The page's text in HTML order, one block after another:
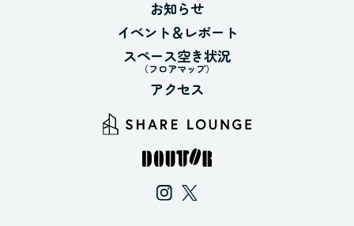
お知らせ
イベント＆レポート
スペース空き状況
（フロアマップ）
アクセス